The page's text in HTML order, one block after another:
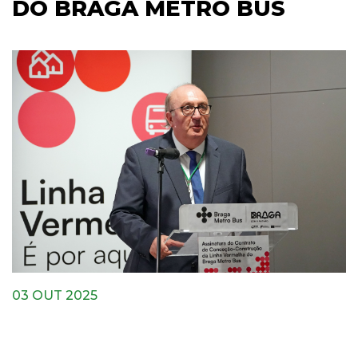
DO BRAGA METRO BUS
03 OUT 2025